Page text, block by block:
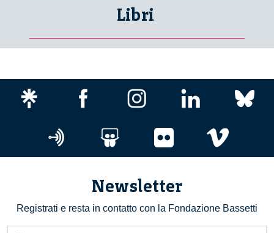
Libri
Newsletter
Registrati e resta in contatto con la Fondazione Bassetti